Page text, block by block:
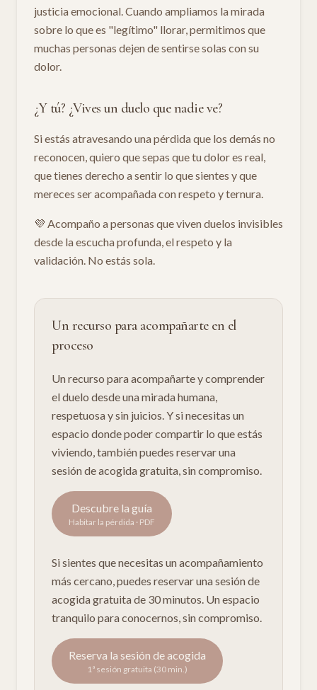
justicia emocional. Cuando ampliamos la mirada
sobre lo que es "legítimo" llorar, permitimos que
muchas personas dejen de sentirse solas con su
dolor.
¿Y tú? ¿Vives un duelo que nadie ve?
Si estás atravesando una pérdida que los demás no
reconocen, quiero que sepas que tu dolor es real,
que tienes derecho a sentir lo que sientes y que
mereces ser acompañada con respeto y ternura.
💜 Acompaño a personas que viven duelos invisibles
desde la escucha profunda, el respeto y la
validación. No estás sola.
Un recurso para acompañarte en el
proceso
Un recurso para acompañarte y comprender
el duelo desde una mirada humana,
respetuosa y sin juicios. Y si necesitas un
espacio donde poder compartir lo que estás
viviendo, también puedes reservar una
sesión de acogida gratuita, sin compromiso.
Descubre la guía
Habitar la pérdida · PDF
Si sientes que necesitas un acompañamiento
más cercano, puedes reservar una sesión de
acogida gratuita de 30 minutos. Un espacio
tranquilo para conocernos, sin compromiso.
Reserva la sesión de acogida
1ª sesión gratuita (30 min.)